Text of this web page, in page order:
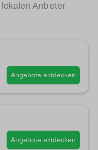
Anbieter
Angebote entdecken
Angebote entdecken